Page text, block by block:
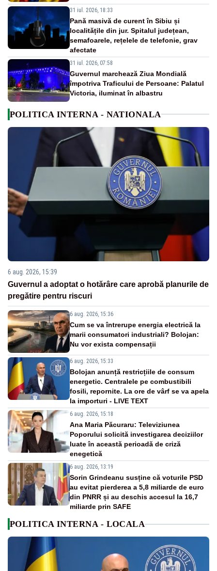
31 iul. 2026, 18:33
Pană masivă de curent în Sibiu și
localitățile din jur. Spitalul județean,
semafoarele, rețelele de telefonie, grav
afectate
31 iul. 2026, 07:58
Guvernul marchează Ziua Mondială
împotriva Traficului de Persoane: Palatul
Victoria, iluminat în albastru
POLITICA INTERNA - NATIONALA
6 aug. 2026, 15:39
Guvernul a adoptat o hotărâre care aprobă planurile de
pregătire pentru riscuri
6 aug. 2026, 15:36
Cum se va întrerupe energia electrică la
marii consumatori industriali? Bolojan:
Nu vor exista compensații
6 aug. 2026, 15:33
Bolojan anunță restricțiile de consum
energetic. Centralele pe combustibili
fosili, repornite. La ore de vârf se va apela
la importuri - LIVE TEXT
6 aug. 2026, 15:18
Ana Maria Păcuraru: Televiziunea
Poporului solicită investigarea deciziilor
luate în această perioadă de criză
enegetică
6 aug. 2026, 13:19
Sorin Grindeanu susține că voturile PSD
au evitat pierderea a 5,8 miliarde de euro
din PNRR și au deschis accesul la 16,7
miliarde prin SAFE
POLITICA INTERNA - LOCALA